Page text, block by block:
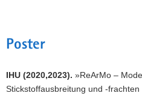
Poster
IHU (2020,2023). »ReArMo –
Stickstoffausbreitung und -frachten